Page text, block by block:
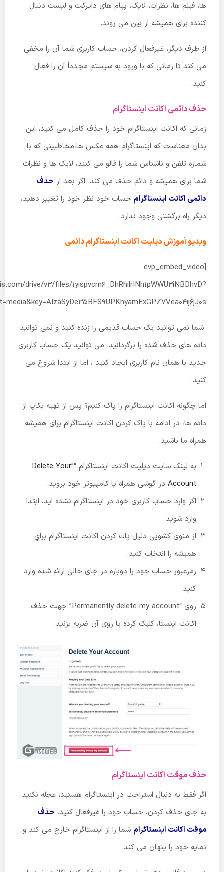
ها، فیلم ها، نظرات، لایک، پیام های دایرکت و لیست دنبال
کننده برای همیشه از بین می روند.
از طرف دیگر، غیرفعال کردن، حساب کاربری شما آن را مخفی
می کند تا زمانی که با ورود به سیستم مجدداً آن را فعال
کنید.
حذف دائمی اکانت اینستاگرام
زمانی که اکانت اینستاگرام خود را حذف کامل می کنید، این
بدان معناست که اینستاگرام همه عکس ها،مخاطبینی که با
شماره تلفن و ناشناس شما را فالو می کنند، لایک ها و نظرات
شما برای همیشه و دائم حذف می کند. اگر بعد از حذف
دائمی اکانت اینستاگرام حساب خود نظر خود را تغییر دهید،
دیگر راه برگشتی وجود ندارد.
ویدیو آموزش دیلیت اکانت اینستاگرام دائمی
[evp_embed_video
drive/v3/files/1yispvcm6_DhRhilrINh1pWWU3iNBDhvD?
شما نمی توانید یک حساب قدیمی را زنده کنید و نمی توانید
داده های حذف شده را برگردانید. می توانید یک حساب کاربری
جدید با همان نام کاربری ایجاد کنید ، اما از ابتدا شروع می
کنید.
اما چگونه اکانت اینستاگرام را پاک کنیم؟ پس از تهیه بکاپ از
داده ها، در ادامه با پاک کردن اکانت اینستاگرام برای همیشه
همراه ما باشید.
به لینک سایت دیلیت اکانت اینستاگرام “”Delete Your
Account در گوشی همراه یا کامپیوتر خود بروید.
اگر وارد حساب کاربری خود در اینستاگرام نشده اید، ابتدا
وارد شوید.
از منوی کشویی دلیل پاك كردن اكانت اينستاگرام براي
هميشه را انتخاب کنید.
رمزعبور حساب خود را دوباره در جای خالی ارائه شده وارد
کنید.
روی “Permanently delete my account” جهت حذف
اکانت اینستا، کلیک کرده یا روی آن ضربه بزنید.
حذف موقت اکانت اینستاگرام
اگر فقط به دنبال استراحت در اینستاگرام هستید، عجله نکنید.
به جای حذف کردن، حساب خود را غیرفعال کنید. حذف
موقت اکانت اینستاگرام شما را از اینستاگرام خارج می کند و
نمایه خود را پنهان می کند.